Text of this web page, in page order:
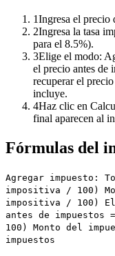
1Ingresa el precio
2Ingresa la tasa
para el 8.5%).
3Elige el modo:
el precio antes de
recuperar el
incluye.
4Haz clic en
final aparecen al
Fórmulas del
Agregar impuesto:
impositiva / 100)
impositiva / 100)
antes de
100) Monto del
impuestos